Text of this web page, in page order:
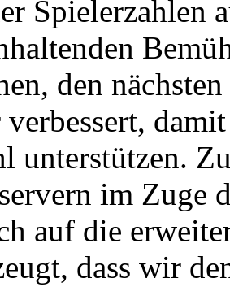
Spielerzahlen
den
unterstützen.
im Zuge
auf die
dass wir